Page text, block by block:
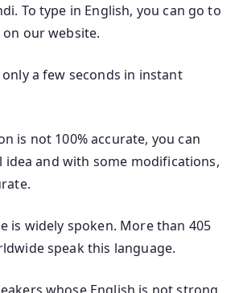
To type in English, you can go to
our website.
a few seconds in instant
is not 100% accurate, you can
and with some modifications,
is widely spoken. More than 405
speak this language.